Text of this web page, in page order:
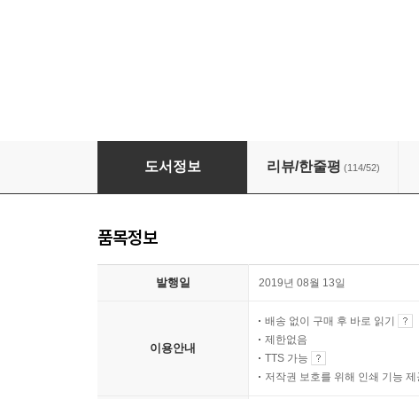
나는 심플하게 말한다
도서정보 리뷰/한줄평 (114/52)
품목정보
발행일 2019년 08월 13일
이용안내
배송 없이 구매 후 바로 읽기
제한없음
TTS 가능
저작권 보호를 위해 인쇄 기능 제